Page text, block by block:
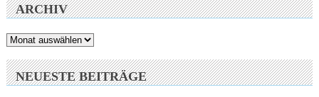
ARCHIV
Archiv
NEUESTE BEITRÄGE